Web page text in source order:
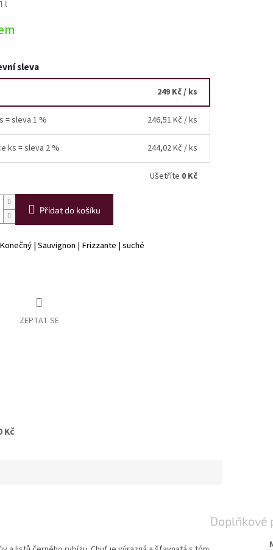
l
sleva
249 Kč/ ks
= sleva 1 % 246,51 Kč / ks
ks = sleva 2 % 244,02 Kč / ks
Ušetříte 0 Kč
Přidat do košíku
| Sauvignon | Frizzante | suché
ZEPTAT SE
Kč
Doplňkové